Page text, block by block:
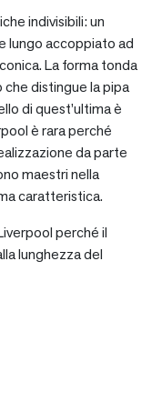
indivisibili: un
lungo accoppiato ad
La forma tonda
distingue la pipa
di quest’ultima è
è rara perché
da parte
maestri nella
caratteristica.
perché il
lunghezza del